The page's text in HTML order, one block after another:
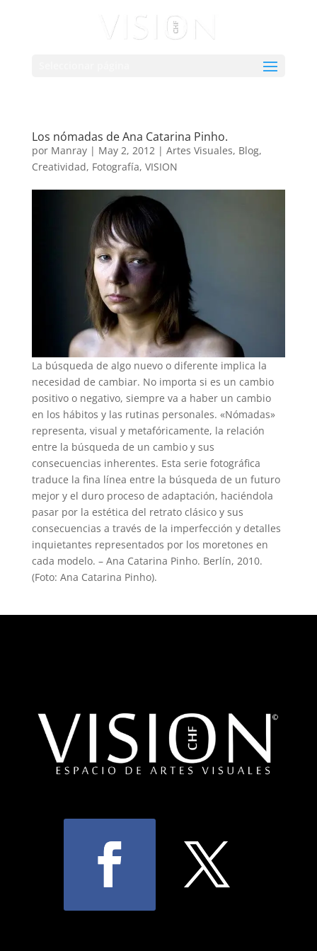
Los nómadas de Ana Catarina Pinho.
por Manray| May 2, 2012| Artes Visuales, Blog,
Creatividad, Fotografía, VISION
La búsqueda de algo nuevo o diferente implica la
necesidad de cambiar. No importa si es un cambio
positivo o negativo, siempre va a haber un cambio
en los hábitos y las rutinas personales. «Nómadas»
representa, visual y metafóricamente, la relación
entre la búsqueda de un cambio y sus
consecuencias inherentes. Esta serie fotográfica
traduce la fina línea entre la búsqueda de un futuro
mejor y el duro proceso de adaptación, haciéndola
pasar por la estética del retrato clásico y sus
consecuencias a través de la imperfección y detalles
inquietantes representados por los moretones en
cada modelo. – Ana Catarina Pinho. Berlín, 2010.
(Foto: Ana Catarina Pinho).